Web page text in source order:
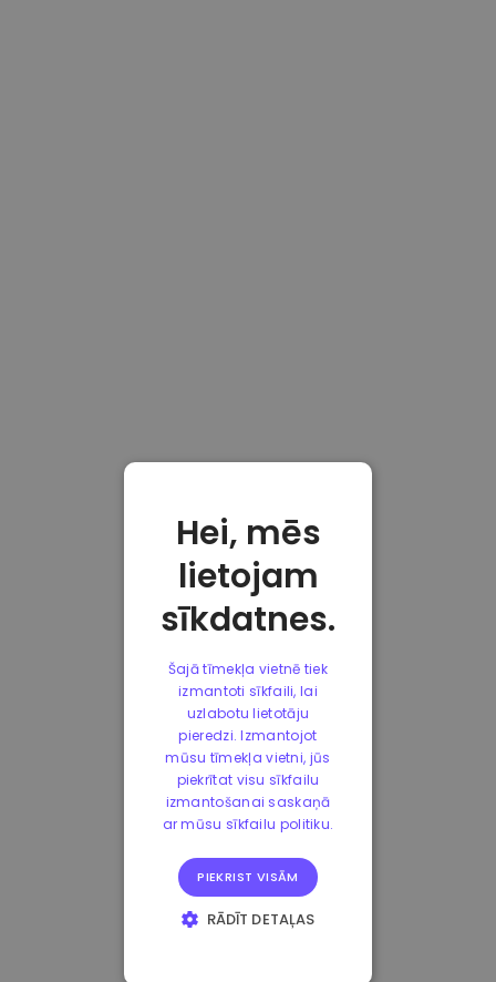
Hei, mēs
lietojam
sīkdatnes.
Šajā tīmekļa vietnē tiek
izmantoti sīkfaili, lai
uzlabotu lietotāju
pieredzi. Izmantojot
mūsu tīmekļa vietni, jūs
piekrītat visu sīkfailu
izmantošanai saskaņā
ar mūsu sīkfailu politiku.
PIEKRIST VISĀM
RĀDĪT DETAĻAS